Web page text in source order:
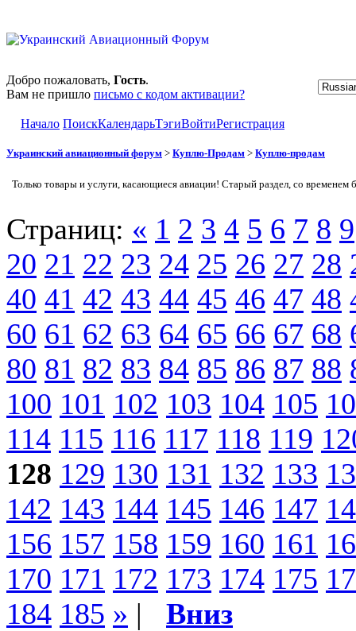
Добро пожаловать, Гость.
Вам не пришло письмо с кодом активации?
Начало ПоискКалендарьТэгиВойтиРегистрация
Украинский авиационный форум > Куплю-Продам > Куплю-продам
Только товары и услуги, касающиеся авиации! Старый раздел, со временем
Страниц: « 1 2 3 4 5 6 7 8 9
20 21 22 23 24 25 26 27 28
40 41 42 43 44 45 46 47 48
60 61 62 63 64 65 66 67 68
80 81 82 83 84 85 86 87 88
100 101 102 103 104 105
114 115 116 117 118 119
128 129 130 131 132 133
142 143 144 145 146 147
156 157 158 159 160 161
170 171 172 173 174 175
184 185 » | Вниз